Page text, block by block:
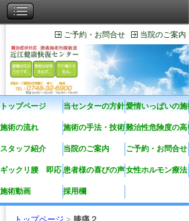
ご予約・お問合せ 当院のご案内
トップページ 当センターの方針愛情いっぱいの施
施術の流れ 施術の手法・技術難治性危険度の高
スタッフ紹介 当院のご案内 ご予約・お問合せ
ギックリ腰 即応 患者様の喜びの声女性ホルモン療法
施術動画 採用欄